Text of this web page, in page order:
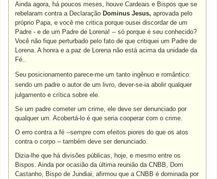
Ainda agora, há poucos meses, houve Cardeais e Bispos que se
rebelaram contra a Declaração Dominus Jesus, aprovada pelo
próprio Papa, e você me critica porque ousei discordar de um
Padre - e de um Padre de Lorena! -- só porque é seu conhecido?
Você não fique perturbado pelo fato de que critiquei um Padre de
Lorena. A honra e a paz de Lorena não está acima da unidade da
Fé..
Seu posicionamento parece-me um tanto ingênuo e romântico:
sendo um padre o autor de um livro, dever-se-ia abolir qualquer
julgamento e crítica sobre ele.
Se um padre cometer um crime, ele deve ser denunciado por
qualquer um. Acobertá-lo é que seria cooperar com o crime.
O erro contra a fé --sempre com efeitos piores do que os atos
contra o corpo -- também deve ser denunciado.
Dizia-lhe que há divisões públicas, hoje, e mesmo entre os
Bispos. Ainda por ocasião da última reunião da CNBB, Dom
Castanho, Bispo de Jundiai, afirmou que a CNBB é dominada por